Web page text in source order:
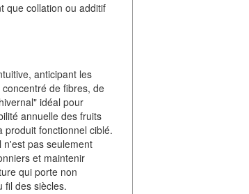
que collation ou additif
anticipant les
de fibres, de
idéal pour
annuelle des fruits
produit fonctionnel ciblé.
n'est pas seulement
et maintenir
qui porte non
fil des siècles.